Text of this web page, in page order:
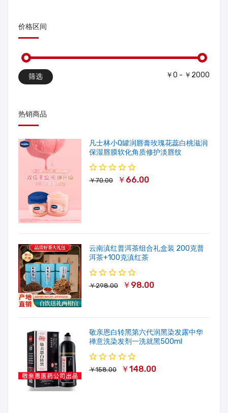
价格区间
筛选 ￥0 - ￥2000
热销商品
凡士林小Q罐润唇膏玫瑰花蕊白桃滋润
保湿唇膜软化角质修护淡唇纹
￥70.00 ￥66.00
云南滇红普洱茶组合礼盒装 200克普
洱茶+100克滇红茶
￥298.00 ￥98.00
敬亲恩白转黑第六代润黑染发露中华
禅意洗染发剂一洗就黑500ml
￥158.00 ￥148.00